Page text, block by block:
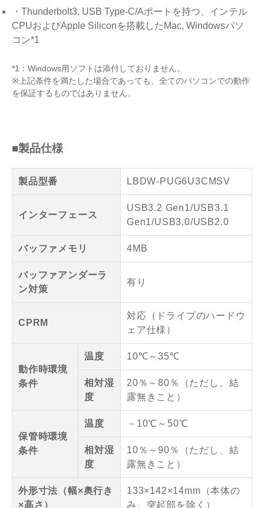
・Thunderbolt3, USB Type-C/Aポートを持つ、インテル
CPUおよびApple Siliconを搭載したMac, Windowsパソ
コン*1
*1：Windows用ソフトは添付しておりません。
※上記条件を満たした場合であっても、全てのパソコンでの動作
を保証するものではありません。
■製品仕様
製品型番 LBDW-PUG6U3CMSV
インターフェース
USB3.2 Gen1/USB3.1
Gen1/USB3.0/USB2.0
バッファメモリ 4MB
バッファアンダーラ
ン対策
有り
CPRM
対応（ドライブのハードウ
ェア仕様）
動作時環境
条件
温度 10℃～35℃
相対湿
度
20％～80％（ただし、結
露無きこと）
保管時環境
条件
温度 －10℃～50℃
相対湿
度
10％～90％（ただし、結
露無きこと）
外形寸法（幅×奥行き
×高さ）
133×142×14mm（本体の
み、突起部を除く）